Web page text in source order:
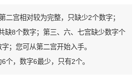
二宫相对较为完整，只缺少2个数字；
缺8个数字；第三、六、七宫缺少数字个
；您可从第二宫开始入手。
个，数字6最少，只有2个。